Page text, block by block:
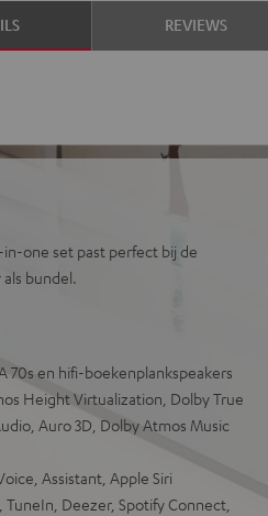
REVIEWS
one set past perfect bij de
bundel.
70s en hifi-boekenplankspeakers
Height Virtualization, Dolby True
Auro 3D, Dolby Atmos Music
Assistant, Apple Siri
Deezer, Spotify Connect,